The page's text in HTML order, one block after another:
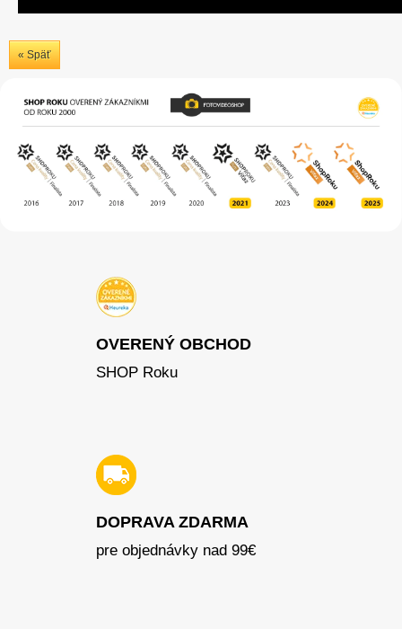
« Späť
OVERENÝ OBCHOD
SHOP Roku
DOPRAVA ZDARMA
pre objednávky nad 99€